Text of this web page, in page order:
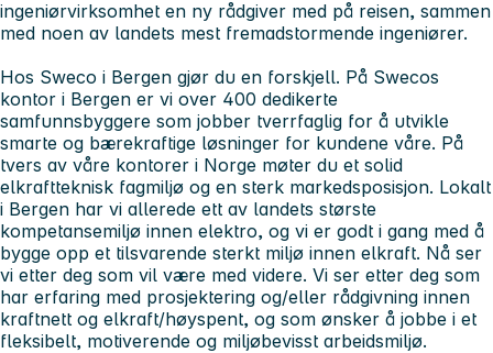
ingeniørvirksomhet en ny rådgiver med på reisen, sammen
med noen av landets mest fremadstormende ingeniører.
Hos Sweco i Bergen gjør du en forskjell. På Swecos
kontor i Bergen er vi over 400 dedikerte
samfunnsbyggere som jobber tverrfaglig for å utvikle
smarte og bærekraftige løsninger for kundene våre. På
tvers av våre kontorer i Norge møter du et solid
elkraftteknisk fagmiljø og en sterk markedsposisjon. Lokalt
i Bergen har vi allerede ett av landets største
kompetansemiljø innen elektro, og vi er godt i gang med å
bygge opp et tilsvarende sterkt miljø innen elkraft. Nå ser
vi etter deg som vil være med videre. Vi ser etter deg som
har erfaring med prosjektering og/eller rådgivning innen
kraftnett og elkraft/høyspent, og som ønsker å jobbe i et
fleksibelt, motiverende og miljøbevisst arbeidsmiljø.